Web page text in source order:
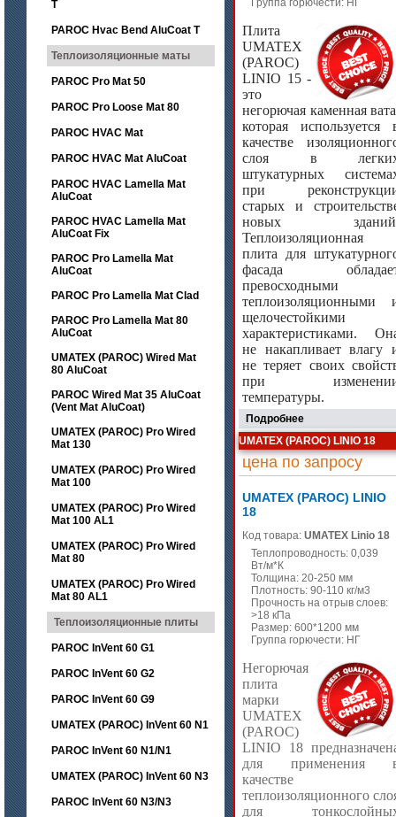
T
PAROC Hvac Bend AluCoat T
Теплоизоляционные маты
PAROC Pro Mat 50
PAROC Pro Loose Mat 80
PAROC HVAC Mat
PAROC HVAC Mat AluCoat
PAROC HVAC Lamella Mat
AluCoat
PAROC HVAC Lamella Mat
AluCoat Fix
PAROC Pro Lamella Mat
AluCoat
PAROC Pro Lamella Mat Clad
PAROC Pro Lamella Mat 80
AluCoat
UMATEX (PAROC) Wired Mat
80 AluCoat
PAROC Wired Mat 35 AluCoat
(Vent Mat AluCoat)
UMATEX (PAROC) Pro Wired
Mat 130
UMATEX (PAROC) Pro Wired
Mat 100
UMATEX (PAROC) Pro Wired
Mat 100 AL1
UMATEX (PAROC) Pro Wired
Mat 80
UMATEX (PAROC) Pro Wired
Mat 80 AL1
Теплоизоляционные плиты
PAROC InVent 60 G1
PAROC InVent 60 G2
PAROC InVent 60 G9
UMATEX (PAROC) InVent 60 N1
PAROC InVent 60 N1/N1
UMATEX (PAROC) InVent 60 N3
PAROC InVent 60 N3/N3
Группа горючести: НГ
Плита
UMATEX
(PAROC)
LINIO 15 -
это
негорючая каменная
которая используется
качестве
слоя в
штукатурных
при
старых и
новых
Теплоизоляционная
плита для
фасада
превосходными
теплоизоляционными
щелочестойкими
характеристиками.
не накапливает влагу
не теряет своих
при
температуры.
Подробнее
UMATEX (PAROC) LINIO 18
цена по запросу
UMATEX (PAROC) LINIO
18
Код товара: UMATEX Linio 18
Теплопроводность: 0,039
Вт/м*К
Толщина: 20-250 мм
Плотность: 90-110 кг/м3
Прочность на отрыв слоев:
>18 кПа
Размер: 600*1200 мм
Группа горючести: НГ
Негорючая
плита
марки
UMATEX
(PAROC)
LINIO 18
для применения
качестве
теплоизоляционного
для